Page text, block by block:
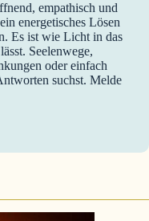
empathisch und
energetisches Lösen
Es ist wie Licht in das
Seelenwege,
oder einfach
suchst. Melde